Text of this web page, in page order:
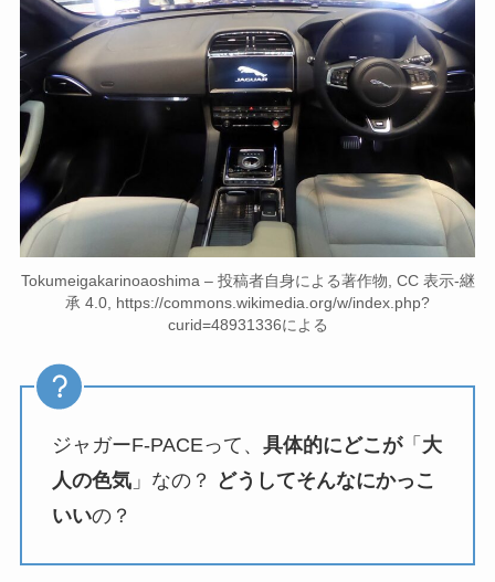
Tokumeigakarinoaoshima – 投稿者自身による著作物, CC 表示-継
承 4.0, https://commons.wikimedia.org/w/index.php?
curid=48931336による
ジャガーF-PACEって、 具体的にどこが「 大
人の色気」なの？
どうしてそんなにかっこ
いいの？